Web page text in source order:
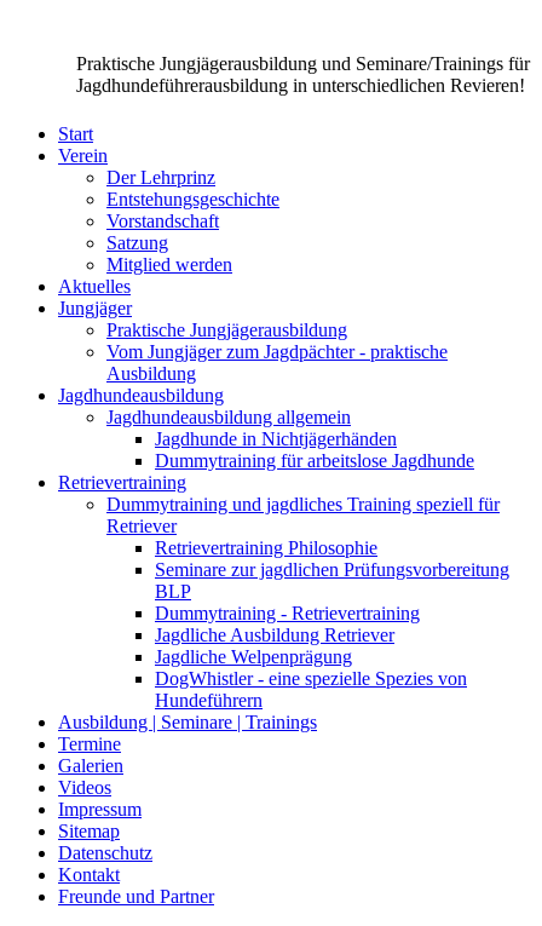
Praktische Jungjägerausbildung und Seminare/Trainings für
Jagdhundeführerausbildung in unterschiedlichen Revieren!
Start
Verein
Der Lehrprinz
Entstehungsgeschichte
Vorstandschaft
Satzung
Mitglied werden
Aktuelles
Jungjäger
Praktische Jungjägerausbildung
Vom Jungjäger zum Jagdpächter - praktische
Ausbildung
Jagdhundeausbildung
Jagdhundeausbildung allgemein
Jagdhunde in Nichtjägerhänden
Dummytraining für arbeitslose Jagdhunde
Retrievertraining
Dummytraining und jagdliches Training speziell für
Retriever
Retrievertraining Philosophie
Seminare zur jagdlichen Prüfungsvorbereitung
BLP
Dummytraining - Retrievertraining
Jagdliche Ausbildung Retriever
Jagdliche Welpenprägung
DogWhistler - eine spezielle Spezies von
Hundeführern
Ausbildung | Seminare | Trainings
Termine
Galerien
Videos
Impressum
Sitemap
Datenschutz
Kontakt
Freunde und Partner